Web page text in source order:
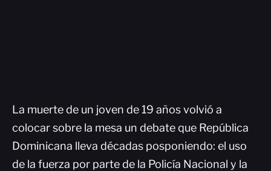
La muerte de un joven de 19 años volvió a
colocar sobre la mesa un debate que República
Dominicana lleva décadas posponiendo: el uso
de la fuerza por parte de la Policía Nacional y la